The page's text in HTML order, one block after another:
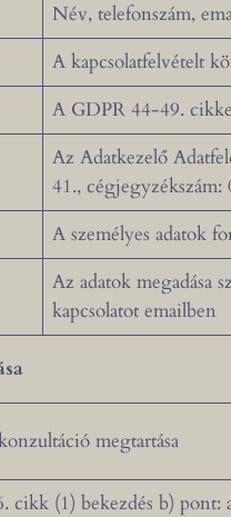
Név, telefonszám,
A kapcsolatfelvételt
A GDPR 44-49.
Az Adatkezelő
41.,
A személyes adatok
Az adatok megadása
kapcsolatot emailben
megtartása
cikk (1) bekezdés b) pont: